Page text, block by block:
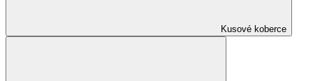
Kusové koberce